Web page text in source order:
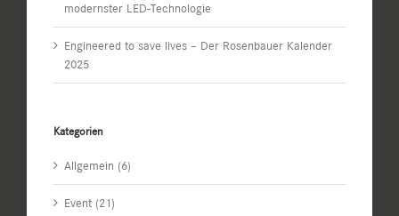
modernster LED-Technologie
Engineered to save lives – Der Rosenbauer Kalender
2025
Kategorien
Allgemein (6)
Event (21)